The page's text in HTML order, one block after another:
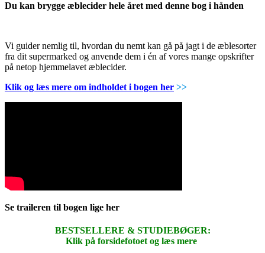
Du kan brygge æblecider hele året med denne bog i hånden
Vi guider nemlig til, hvordan du nemt kan gå på jagt i de æblesorter
fra dit supermarked og anvende dem i én af vores mange opskrifter
på netop hjemmelavet æblecider.
Klik og læs mere om indholdet i bogen her >>
Se traileren til bogen lige her
BESTSELLERE & STUDIEBØGER:
Klik på forsidefotoet og læs mere